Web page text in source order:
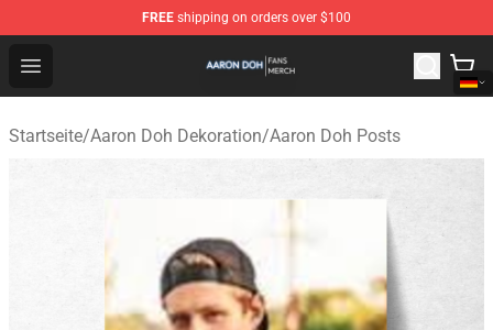
FREE shipping on orders over $100
Open menu
Aaron Doh Shop - Official Aaron Doh Merchandise Store
Startseite/Aaron Doh Dekoration/Aaron Doh Posts